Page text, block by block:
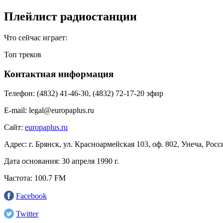
Плейлист радиостанции
Что сейчас играет:
Топ треков
Контактная информация
Телефон: (4832) 41-46-30, (4832) 72-17-20 эфир
E-mail: legal@europaplus.ru
Сайт: europaplus.ru
Адрес: г. Брянск, ул. Красноармейская 103, оф. 802, Унеча,
Дата основания: 30 апреля 1990 г.
Частота: 100.7 FM
Facebook
Twitter